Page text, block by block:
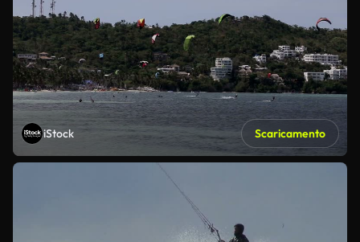
iStock Scaricamento